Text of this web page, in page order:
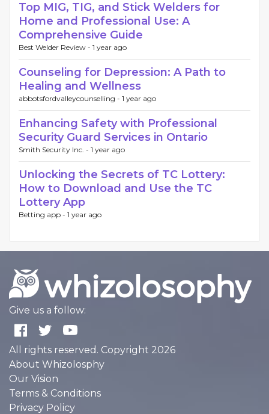
Top MIG, TIG, and Stick Welders for
Home and Professional Use: A
Comprehensive Guide
Best Welder Review - 1 year ago
Counseling for Depression: A Path to
Healing and Wellness
abbotsfordvalleycounselling - 1 year ago
Enhancing Safety with Professional
Security Guard Services in Ontario
Smith Security Inc. - 1 year ago
Unlocking the Secrets of TC Lottery:
How to Download and Use the TC
Lottery App
Betting app - 1 year ago
Give us a follow:
All rights reserved. Copyright 2026
About Whizolosphy
Our Vision
Terms & Conditions
Privacy Policy